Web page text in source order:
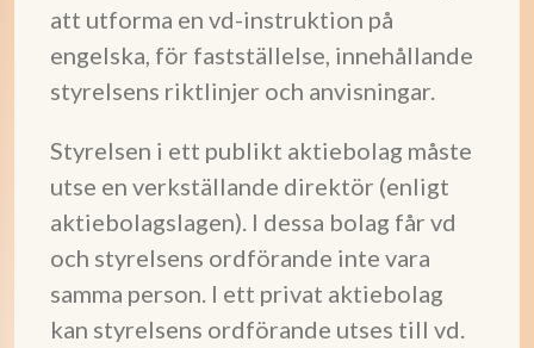
att utforma en vd-instruktion på
engelska, för fastställelse, innehållande
styrelsens riktlinjer och anvisningar.
Styrelsen i ett publikt aktiebolag måste
utse en verkställande direktör (enligt
aktiebolagslagen). I dessa bolag får vd
och styrelsens ordförande inte vara
samma person. I ett privat aktiebolag
kan styrelsens ordförande utses till vd.